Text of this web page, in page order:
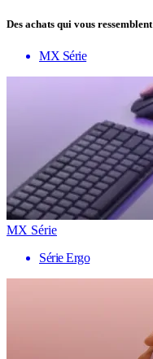
Des achats qui vous ressemblent
MX Série
MX Série
Série Ergo